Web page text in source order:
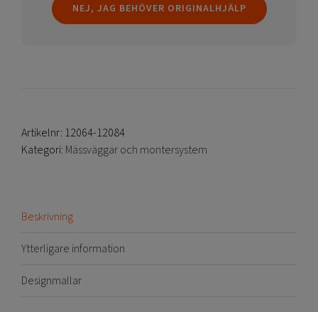
NEJ, JAG BEHÖVER ORIGINALHJÄLP
Artikelnr: 12064-12084
Kategori: Mässväggar och montersystem
Beskrivning
Ytterligare information
Designmallar